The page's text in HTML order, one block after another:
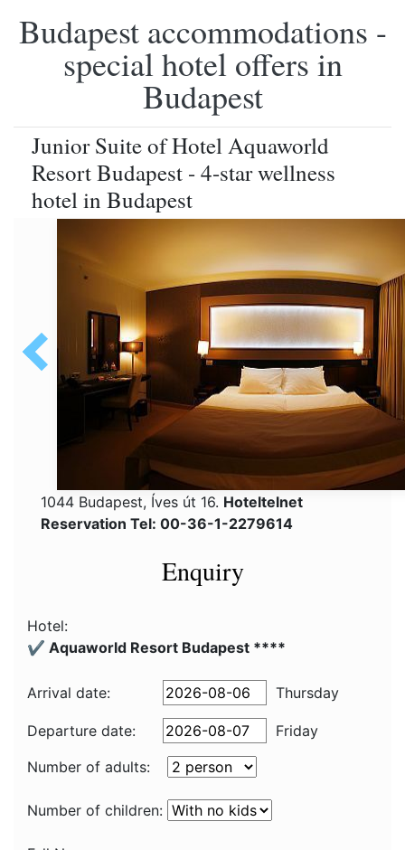
Budapest accommodations -
special hotel offers in
Budapest
Junior Suite of Hotel Aquaworld
Resort Budapest - 4-star wellness
hotel in Budapest
1044 Budapest, Íves út 16. Hoteltelnet
Reservation Tel: 00-36-1-2279614
Enquiry
Hotel:
✔️ Aquaworld Resort Budapest ****
Arrival date: Thursday
Departure date:
Friday
Number of adults:
Number of children: